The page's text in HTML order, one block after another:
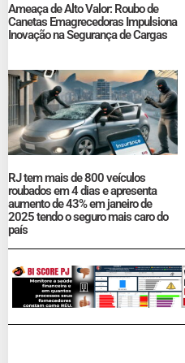
Ameaça de Alto Valor: Roubo de
Canetas Emagrecedoras Impulsiona
Inovação na Segurança de Cargas
RJ tem mais de 800 veículos
roubados em 4 dias e apresenta
aumento de 43% em janeiro de
2025 tendo o seguro mais caro do
país